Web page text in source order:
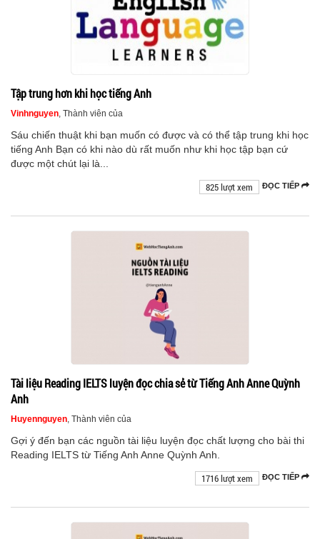
Tập trung hơn khi học tiếng Anh
Vinhnguyen , Thành viên của
Sáu chiến thuật khi bạn muốn có được và có thể tập trung khi học
tiếng Anh Bạn có khi nào dù rất muốn như khi học tập bạn cứ
được một chút lại là...
ĐỌC TIẾP
825 lượt xem
Tài liệu Reading IELTS luyện đọc chia sẻ từ Tiếng Anh Anne Quỳnh
Anh
Huyennguyen , Thành viên của
Gợi ý đến bạn các nguồn tài liệu luyện đọc chất lượng cho bài thi
Reading IELTS từ Tiếng Anh Anne Quỳnh Anh.
ĐỌC TIẾP
1716 lượt xem